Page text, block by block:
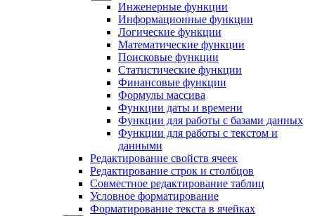
Инженерные функции
Информационные функции
Логические функции
Математические функции
Поисковые функции
Статистические функции
Финансовые функции
Формулы массива
Функции даты и времени
Функции для работы с базами данных
Функции для работы с текстом и
данными
Редактирование свойств ячеек
Редактирование строк и столбцов
Совместное редактирование таблиц
Условное форматирование
Форматирование текста в ячейках